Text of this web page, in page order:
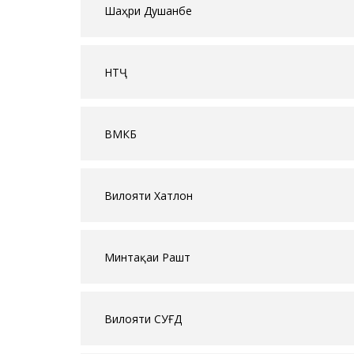
Шаҳри Душанбе
НТҶ
ВМКБ
Вилояти Хатлон
Минтақаи Рашт
Вилояти СУҒД